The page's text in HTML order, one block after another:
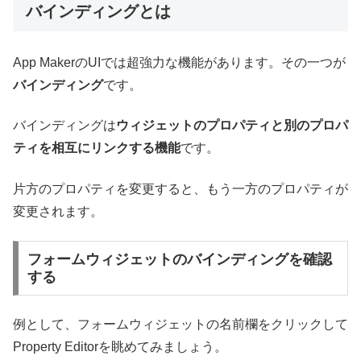
バインディングとは
App MakerのUIでは超強力な機能があります。その一つが
バインディングです。
バインディングはウィジェットのプロパティと別のプロパ
ティを相互にリンクする機能です。
片方のプロパティを変更すると、もう一方のプロパティが
変更されます。
フォームウィジェットのバインディングを確認
する
例として、フォームウィジェットの名前欄をクリックして
Property Editorを眺めてみましょう。